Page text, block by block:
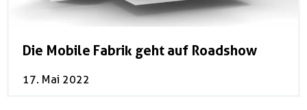
Die Mobile Fabrik geht auf Roadshow
17. Mai 2022